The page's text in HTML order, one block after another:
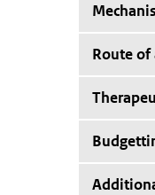
Route